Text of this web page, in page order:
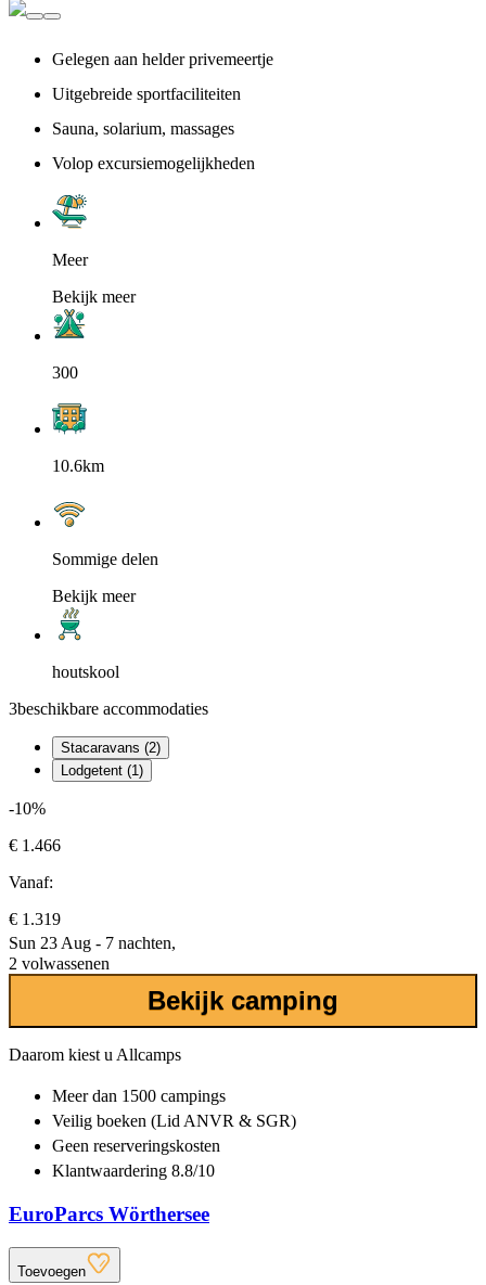
Gelegen aan helder privemeertje
Uitgebreide sportfaciliteiten
Sauna, solarium, massages
Volop excursiemogelijkheden
Meer
Bekijk meer
300
10.6km
Sommige delen
Bekijk meer
houtskool
3beschikbare accommodaties
Stacaravans (2)
Lodgetent (1)
-10%
€ 1.466
Vanaf:
€ 1.319
Sun 23 Aug - 7 nachten,
2 volwassenen
Bekijk camping
Daarom kiest u Allcamps
Meer dan 1500 campings
Veilig boeken (Lid ANVR & SGR)
Geen reserveringskosten
Klantwaardering 8.8/10
EuroParcs Wörthersee
Toevoegen